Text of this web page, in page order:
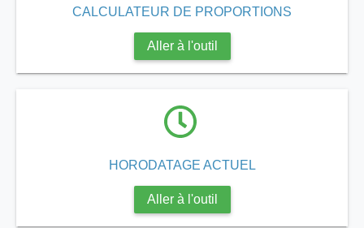
CALCULATEUR DE PROPORTIONS
Aller à l'outil
HORODATAGE ACTUEL
Aller à l'outil